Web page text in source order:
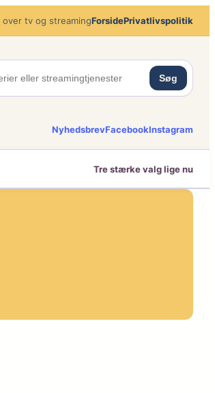
tv og streamingForsidePrivatlivspolitik
Søg
NyhedsbrevFacebookInstagram
Tre stærke valg lige nu